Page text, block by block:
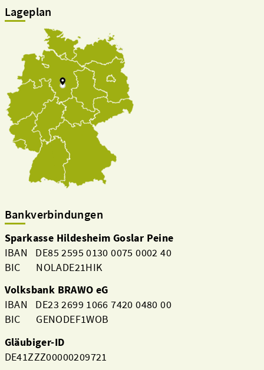
Lageplan
Bankverbindungen
Sparkasse Hildesheim Goslar Peine
IBAN DE85 2595 0130 0075 0002 40
BIC NOLADE21HIK
Volksbank BRAWO eG
IBAN DE23 2699 1066 7420 0480 00
BIC GENODEF1WOB
Gläubiger-ID
DE41ZZZ00000209721